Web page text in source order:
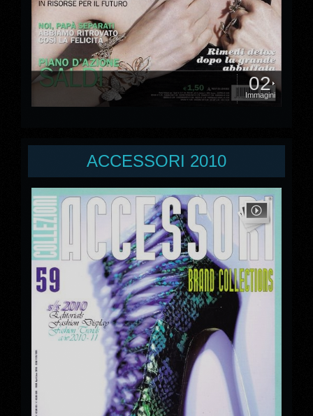
02
Immagini
ACCESSORI 2010